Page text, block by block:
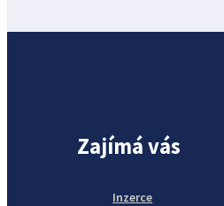
Zajímá vás
Inzerce